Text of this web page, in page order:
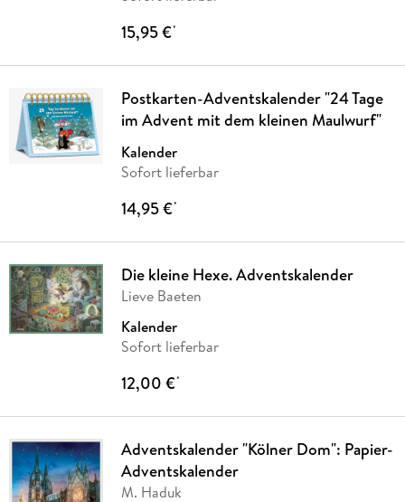
15,95 €*
Postkarten-Adventskalender "24 Tage
im Advent mit dem kleinen Maulwurf"
Kalender
Sofort lieferbar
14,95 €*
Die kleine Hexe. Adventskalender
Lieve Baeten
Kalender
Sofort lieferbar
12,00 €*
Adventskalender "Kölner Dom": Papier-
Adventskalender
M. Haduk